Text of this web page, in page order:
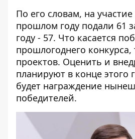
По его словам, на
прошлом году подали 61
году - 57. Что касается
прошлогоднего конкурса,
проектов. Оценить и
планируют в конце этого
будет награждение
победителей.